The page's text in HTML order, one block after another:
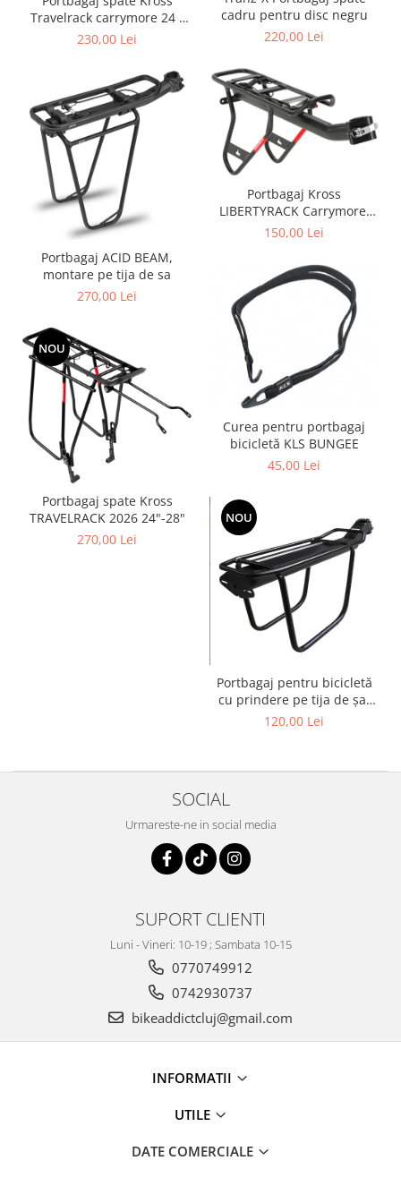
Saboti de frana
Scule bicicleta
Sei bicicleta
Travelrack carrymore 24 -
28""
230,00 Lei
cadru pentru disc negru
220,00 Lei
Portbagaj Kross
LIBERTYRACK Carrymore,
montare pe tija de sa
150,00 Lei
Portbagaj ACID BEAM,
montare pe tija de sa
270,00 Lei
Curea pentru portbagaj
bicicletă KLS BUNGEE
45,00 Lei
NOU
Portbagaj spate Kross
TRAVELRACK 2026 24"-28"
270,00 Lei
NOU
Portbagaj pentru bicicletă
cu prindere pe tija de șa,
platformă 370 × 130 mm,
120,00 Lei
SOCIAL
Urmareste-ne in social media
SUPORT CLIENTI
Luni - Vineri: 10-19 ; Sambata 10-15
0770749912
0742930737
bikeaddictcluj@gmail.com
INFORMATII
UTILE
DATE COMERCIALE